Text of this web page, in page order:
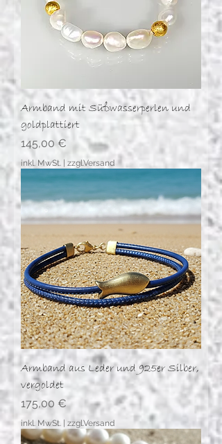
Armband mit Süßwasserperlen und
goldplattiert
Preis
145,00 €
inkl. MwSt. zzgl.Versand
Armband aus Leder und 925er Silber,
vergoldet
Preis
175,00 €
inkl. MwSt. zzgl.Versand